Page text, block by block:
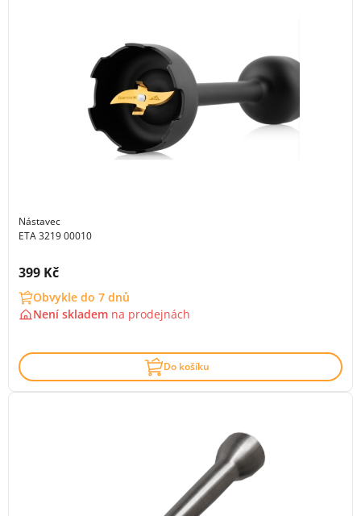
Nástavec
ETA 3219 00010
Cena s DPH:
399 Kč
Obvykle do 7 dnů
Není skladem na prodejnách
Do košíku